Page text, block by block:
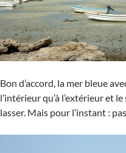
Bon d’accord, la mer bleue
l’intérieur qu’à l’extérieur et
lasser. Mais pour l’instant :